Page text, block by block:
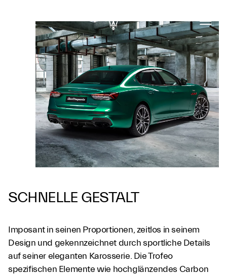
SCHNELLE GESTALT
Imposant in seinen Proportionen, zeitlos in seinem
Design und gekennzeichnet durch sportliche Details
auf seiner eleganten Karosserie. Die Trofeo
spezifischen Elemente wie hochglänzendes Carbon